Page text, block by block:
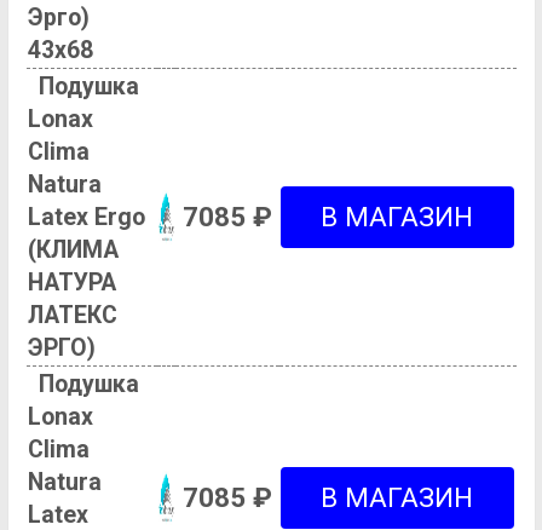
Эрго)
43х68
Подушка
Lonax
Clima
Natura
Latex Ergo
(КЛИМА
НАТУРА
ЛАТЕКС
ЭРГО)
7085 ₽
Подушка
Lonax
Clima
Natura
Latex
7085 ₽